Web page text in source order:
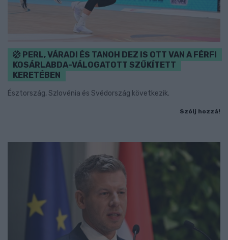
PERL, VÁRADI ÉS TANOH DEZ IS OTT VAN A FÉRFI
KOSÁRLABDA-VÁLOGATOTT SZŰKÍTETT
KERETÉBEN
Észtország, Szlovénia és Svédország következik.
Szólj hozzá!